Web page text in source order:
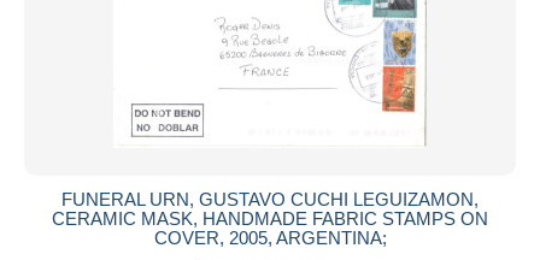
FUNERAL URN, GUSTAVO CUCHI LEGUIZAMON,
CERAMIC MASK, HANDMADE FABRIC STAMPS ON
COVER, 2005, ARGENTINA;